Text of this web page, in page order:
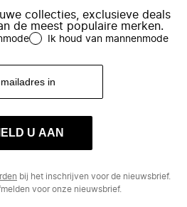
collecties, exclusieve deals
de meest populaire merken.
Ik houd van mannenmode
U AAN
bij het inschrijven voor de nieuwsbrief.
voor onze nieuwsbrief.